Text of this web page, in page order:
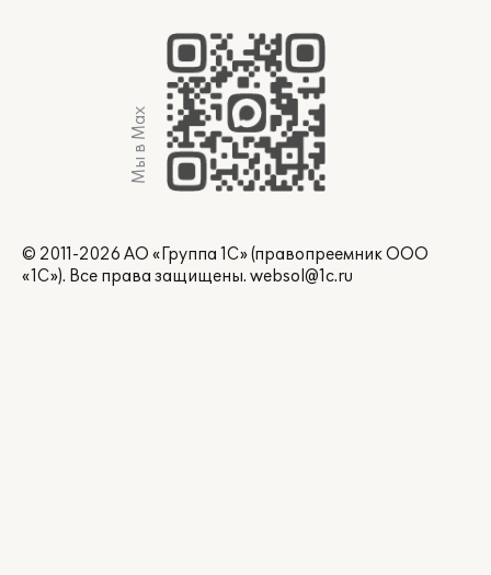
Мы в Max
© 2011-2026 АО «Группа 1С» (правопреемник ООО
«1С»). Все права защищены. websol@1c.ru